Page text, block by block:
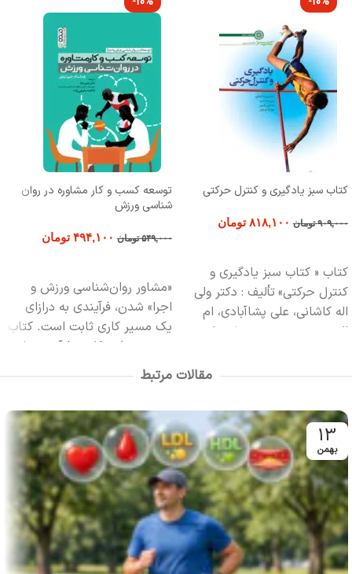
کتاب سبز یادگیری و کنترل حرکتی
۹۰۹,۰۰۰ تومان ۸۱۸,۱۰۰ تومان
کتاب « کتاب سبز یادگیری و
کنترل حرکتی»تألیف : دکتر ولی
اله کاشانی، علی پشاآبادی، ام
البنی رحیمی، مهدیه خرمیان
مصورقطع : رحلیچاپ : سوم
توسعه کسب و کار مشاوره در روان
شناسی ورزش
۵۴۹,۰۰۰ تومان ۴۹۴,۱۰۰ تومان
«مشاور روان‌شناسی ورزش و
اجرا» شدن، فرآیندی به درازای
یک مسیر کاری ثابت است. کتاب
پیش‌رو، طرح کلی و فرآیندی را
جهت ایجاد کسب‌و‌کار مشاوره
ارایه نموده و ایده‌هایی پیشنهاد
می‌کند که می‌توانید مدام به آنها
مراجعه نمایید تا حرکت رو به
جلوی کسب‌و‌کار مشاوره‌ی خود را
حفظ نمایید.
مقالات مرتبط
13
بهمن